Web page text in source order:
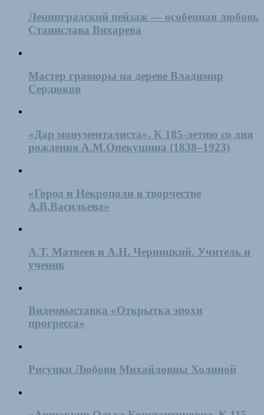
Ленинградский пейзаж — особенная любовь
Станислава Вихарева
Мастер гравюры на дереве Владимир
Сердюков
«Дар монументалиста». К 185-летию со дня
рождения А.М.Опекушина (1838–1923)
«Город и Некрополи в творчестве
А.В.Васильева»
А.Т. Матвеев и А.Н. Черницкий. Учитель и
ученик
Видеовыставка «Открытка эпохи
прогресса»
Рисунки Любови Михайловны Холиной